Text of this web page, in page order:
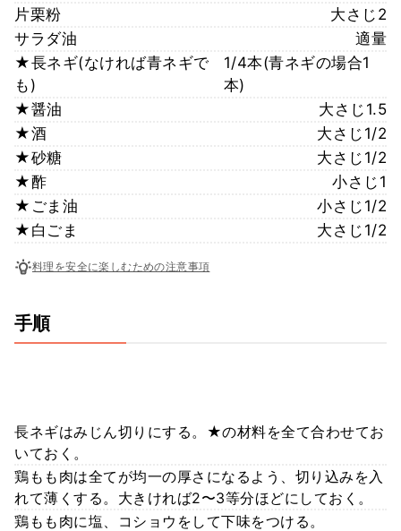
片栗粉
大さじ2
サラダ油
適量
★長ネギ(なければ青ネギで
も)
1/4本(青ネギの場合1
本)
★醤油
大さじ1.5
★酒
大さじ1/2
★砂糖
大さじ1/2
★酢
小さじ1
★ごま油
小さじ1/2
★白ごま
大さじ1/2
料理を安全に楽しむための注意事項
手順
長ネギはみじん切りにする。★の材料を全て合わせてお
いておく。
鶏もも肉は全てが均一の厚さになるよう、切り込みを入
れて薄くする。大きければ2〜3等分ほどにしておく。
鶏もも肉に塩、コショウをして下味をつける。